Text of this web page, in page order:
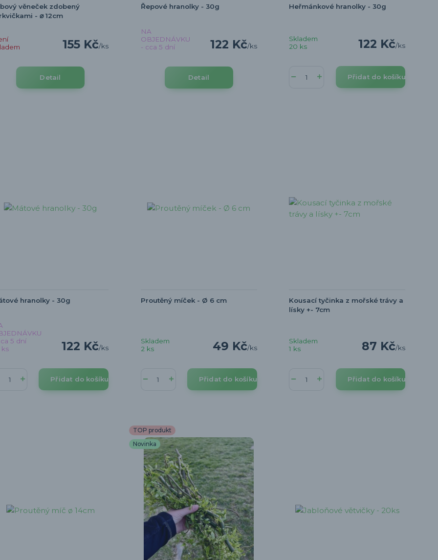
věneček zdobený
- ⌀ 12cm
155 Kč/ks
Detail
Řepové hranolky - 30g
122 Kč/ks
NA
OBJEDNÁVKU
- cca 5 dní
Detail
Heřmánkové hranolky - 30g
122 Kč/ks
Skladem
20 ks
Přidat do košíku
hranolky - 30g
122 Kč/ks
5 dní
ks
Přidat do košíku
Proutěný míček - Ø 6 cm
49 Kč/ks
Skladem
2 ks
Přidat do košíku
Kousací tyčinka z mořské trávy a
lísky +- 7cm
87 Kč/ks
Skladem
1 ks
Přidat do košíku
TOP produkt
Novinka